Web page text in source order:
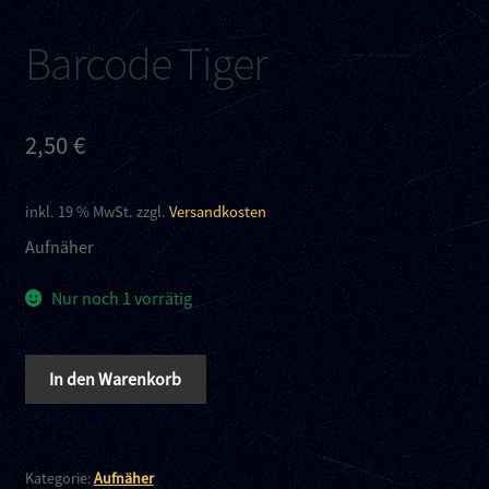
Kontakt
Links
Barcode Tiger
2,50€
inkl. 19 % MwSt. zzgl. Versandkosten
Aufnäher
Nur noch 1 vorrätig
Barcode
Menge
In den Warenkorb
Kategorie:Aufnäher